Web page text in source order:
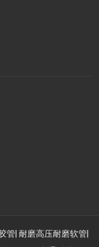
管 耐磨高压耐磨软管